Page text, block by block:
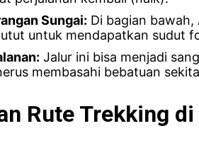
Sungai: Di bagian
untuk mendapatkan sudut
Jalur ini bisa menjadi
membasahi bebatuan
Rute Trekking